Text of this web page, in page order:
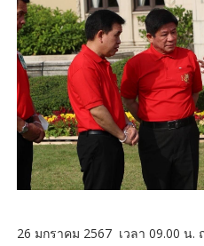
26 มกราคม 2567 เวลา 09.00